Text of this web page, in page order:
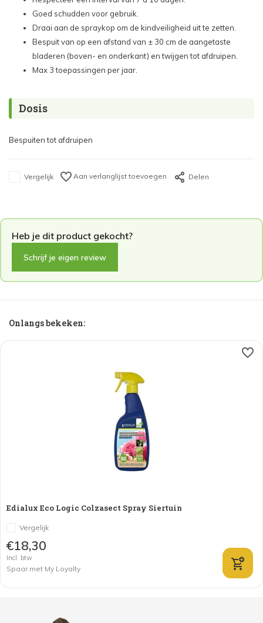
Goed schudden voor gebruik.
Draai aan de spraykop om de kindveiligheid uit te zetten.
Bespuit van op een afstand van ± 30 cm de aangetaste
bladeren (boven- en onderkant) en twijgen tot afdruipen.
Max 3 toepassingen per jaar.
Dosis
Bespuiten tot afdruipen
Vergelijk Aan verlanglijst toevoegen Delen
Schrijf je eigen review
Onlangs bekeken:
Edialux Eco Logic Colzasect Spray Siertuin
Vergelijk
€18,30
Incl. btw
Spaar met My Loyalty